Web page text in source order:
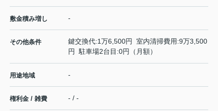
敷金積み増し -
その他条件
鍵交換代:1万6,500円 室内清掃費用:9万3,500
円 駐車場2台目:0円（月額）
用途地域 -
権利金 / 雑費 - / -